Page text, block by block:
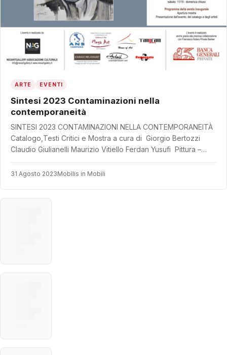
ARTE EVENTI
Sintesi 2023 Contaminazioni nella
contemporaneità
SINTESI 2023 CONTAMINAZIONI NELLA CONTEMPORANEITÀ
Catalogo,Testi Critici e Mostra a cura di Giorgio Bertozzi
Claudio Giulianelli Maurizio Vitiello Ferdan Yusufi Pittura –…
31 Agosto 2023Mobilis in Mobili